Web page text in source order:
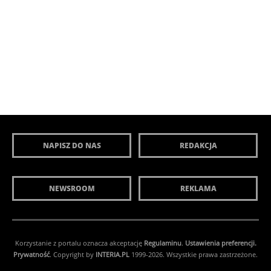
NAPISZ DO NAS REDAKCJA
NEWSROOM REKLAMA
Korzystanie z portalu oznacza akceptację Regulaminu. Ustawienia preferencji.
Prywatność. Copyright by INTERIA.PL 1999-2026. Wszystkie prawa zastrzeżone.